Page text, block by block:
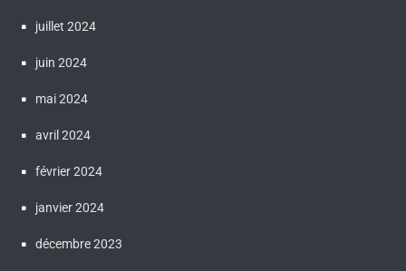
juillet 2024
juin 2024
mai 2024
avril 2024
février 2024
janvier 2024
décembre 2023